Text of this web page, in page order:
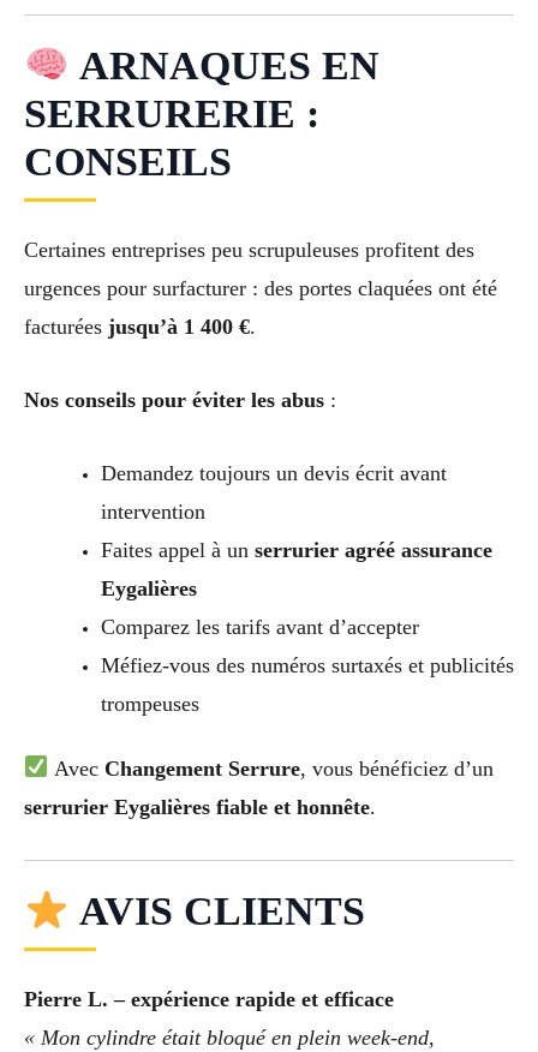
ARNAQUES EN
SERRURERIE :
CONSEILS
Certaines entreprises peu scrupuleuses profitent des
urgences pour surfacturer : des portes claquées ont été
facturées jusqu’à 1 400 €.
Nos conseils pour éviter les abus :
Demandez toujours un devis écrit avant
intervention
Faites appel à un serrurier agréé assurance
Eygalières
Comparez les tarifs avant d’accepter
Méfiez-vous des numéros surtaxés et publicités
trompeuses
Avec Changement Serrure, vous bénéficiez d’un
serrurier Eygalières fiable et honnête.
AVIS CLIENTS
Pierre L. – expérience rapide et efficace
« Mon cylindre était bloqué en plein week-end,